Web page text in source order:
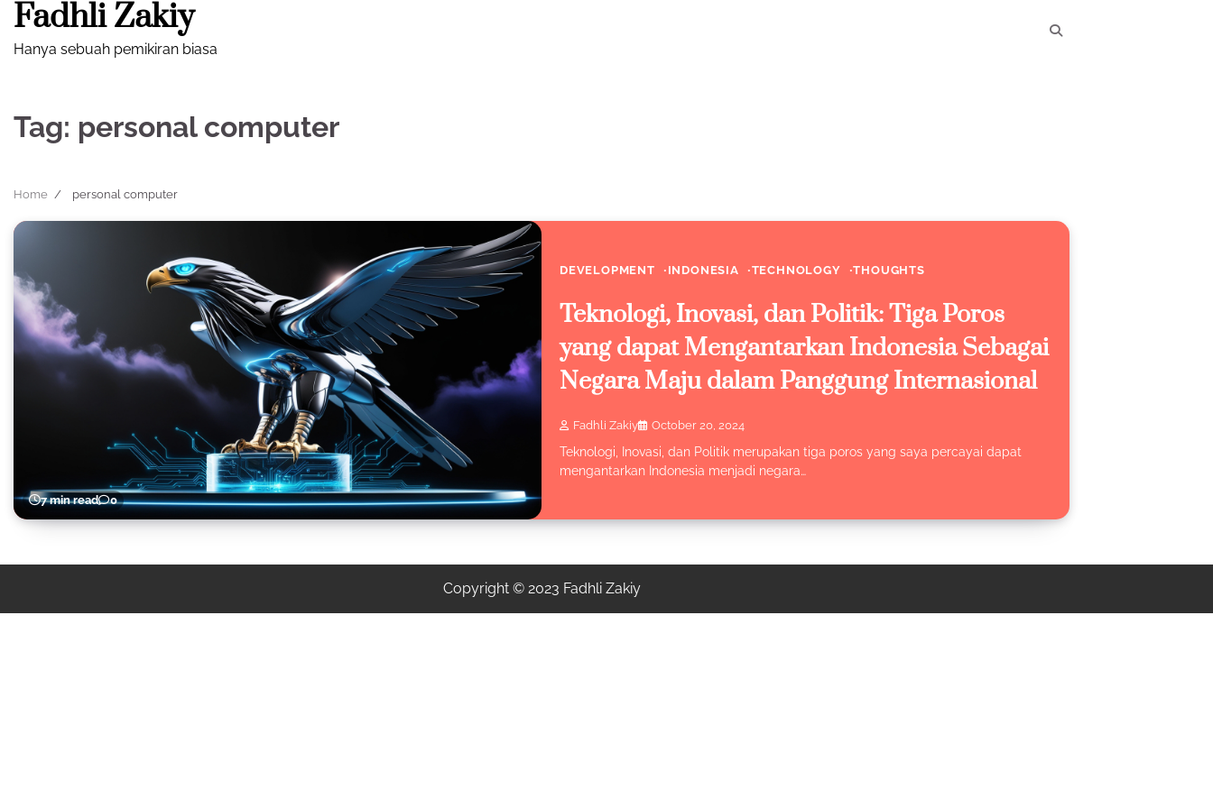
Skip
content
Fadhli Zakiy
Hanya sebuah pemikiran biasa
Tag: personal computer
Home personal computer
7 min read 0
DEVELOPMENT INDONESIA TECHNOLOGY THOUGHTS
Teknologi, Inovasi, dan Politik: Tiga Poros
yang dapat Mengantarkan Indonesia Sebagai
Negara Maju dalam Panggung Internasional
Fadhli Zakiy October 20, 2024
Teknologi, Inovasi, dan Politik merupakan tiga poros yang saya percayai dapat
mengantarkan Indonesia menjadi negara…